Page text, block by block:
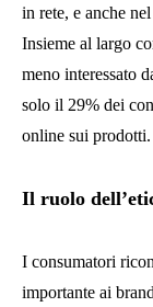
in rete, e anche
Insieme al largo
meno interessato
solo il 29% dei
online sui prodotti.
Il ruolo
I consumatori
importante ai